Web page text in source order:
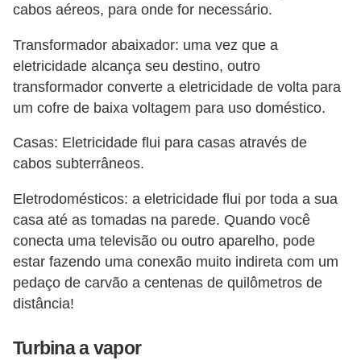
cabos aéreos, para onde for necessário.
Transformador abaixador: uma vez que a
eletricidade alcança seu destino, outro
transformador converte a eletricidade de volta para
um cofre de baixa voltagem para uso doméstico.
Casas: Eletricidade flui para casas através de
cabos subterrâneos.
Eletrodomésticos: a eletricidade flui por toda a sua
casa até as tomadas na parede. Quando você
conecta uma televisão ou outro aparelho, pode
estar fazendo uma conexão muito indireta com um
pedaço de carvão a centenas de quilômetros de
distância!
Turbina a vapor